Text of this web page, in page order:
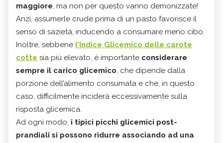
maggiore, ma non per questo vanno demonizzate!
Anzi, assumerle crude prima di un pasto favorisce il
senso di sazietà, inducendo a consumare meno cibo.
Inoltre, sebbene l’Indice Glicemico delle carote
cotte sia più elevato, è importante considerare
sempre il carico glicemico, che dipende dalla
porzione dell’alimento consumata e che, in questo
caso, difficilmente inciderà eccessivamente sulla
risposta glicemica.
Ad ogni modo, i tipici picchi glicemici post-
prandiali si possono ridurre associando ad una